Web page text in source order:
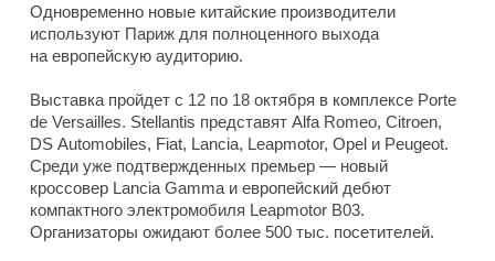
Одновременно новые китайские производители
используют Париж для полноценного выхода
на европейскую аудиторию.
Выставка пройдет с 12 по 18 октября в комплексе Porte
de Versailles. Stellantis представят Alfa Romeo, Citroen,
DS Automobiles, Fiat, Lancia, Leapmotor, Opel и Peugeot.
Среди уже подтвержденных премьер — новый
кроссовер Lancia Gamma и европейский дебют
компактного электромобиля Leapmotor B03.
Организаторы ожидают более 500 тыс. посетителей.